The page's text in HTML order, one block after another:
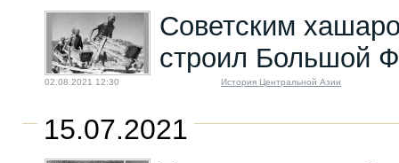
Советским
строил Большой
02.08.2021 12:30 История Центральной Азии
15.07.2021